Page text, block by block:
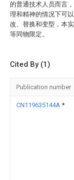
的普通技术人员而言
理和精神的情况下可
改、替换和变型，本
等同物限定。
Cited By (1)
Publication number
CN119635144A *